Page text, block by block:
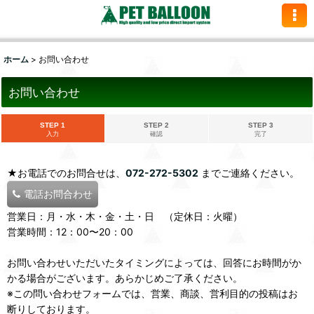
ホーム > お問い合わせ
お問い合わせ
STEP 1
入力
STEP 2
確認
STEP 3
完了
★お電話でのお問合せは、 072-272-5302 までご連絡ください。
電話お問合わせ
営業日：月・水・木・金・土・日 （定休日：火曜）
営業時間：12：00〜20：00
お問い合わせいただいたタイミングによっては、回答にお時間がか
かる場合がございます。あらかじめご了承ください。
※この問い合わせフォームでは、営業、商談、営利目的の投稿はお
断りしております。